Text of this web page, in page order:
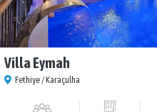
Villa Eymah
Fethiye / Karaçulha